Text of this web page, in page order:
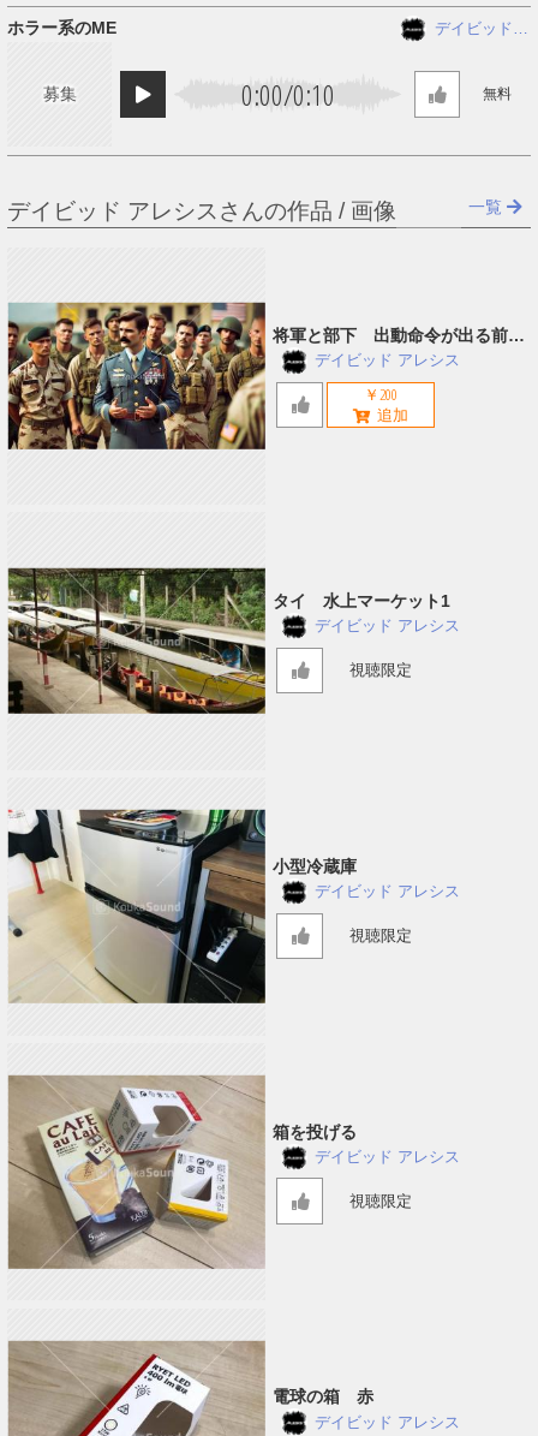
募集 0:00/0:10
ホラー系のME
デイビッド
無料
デイビッド アレシスさんの作品 / 画像 一覧
将軍と部下 出動命令が出る前の
ミーティング
デイビッド アレシス
￥200
タイ 水上マーケット1
デイビッド アレシス
視聴限定
小型冷蔵庫
デイビッド アレシス
視聴限定
箱を投げる
デイビッド アレシス
視聴限定
電球の箱 赤
デイビッド アレシス